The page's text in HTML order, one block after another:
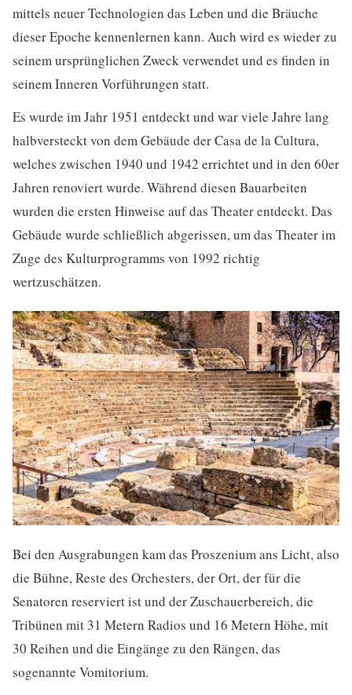
mittels neuer Technologien das Leben und die Bräuche
dieser Epoche kennenlernen kann. Auch wird es wieder zu
seinem ursprünglichen Zweck verwendet und es finden in
seinem Inneren Vorführungen statt.
Es wurde im Jahr 1951 entdeckt und war viele Jahre lang
halbversteckt von dem Gebäude der Casa de la Cultura,
welches zwischen 1940 und 1942 errichtet und in den 60er
Jahren renoviert wurde. Während diesen Bauarbeiten
wurden die ersten Hinweise auf das Theater entdeckt. Das
Gebäude wurde schließlich abgerissen, um das Theater im
Zuge des Kulturprogramms von 1992 richtig
wertzuschätzen.
Bei den Ausgrabungen kam das Proszenium ans Licht, also
die Bühne, Reste des Orchesters, der Ort, der für die
Senatoren reserviert ist und der Zuschauerbereich, die
Tribünen mit 31 Metern Radios und 16 Metern Höhe, mit
30 Reihen und die Eingänge zu den Rängen, das
sogenannte Vomitorium.